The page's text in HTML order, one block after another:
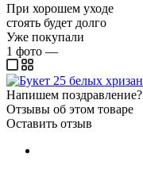
При хорошем уходе
стоять будет долго
Уже покупали
1 фото —
Напишем поздравление?
Отзывы об этом товаре
Оставить отзыв